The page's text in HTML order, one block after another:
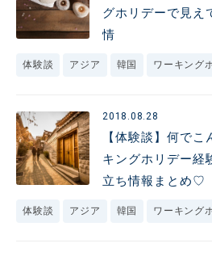
グホリデーで見え
情
体験談 アジア 韓国 ワーキング
2018.08.28
【体験談】何で
キングホリデー経
立ち情報まとめ♡
体験談 アジア 韓国 ワーキング